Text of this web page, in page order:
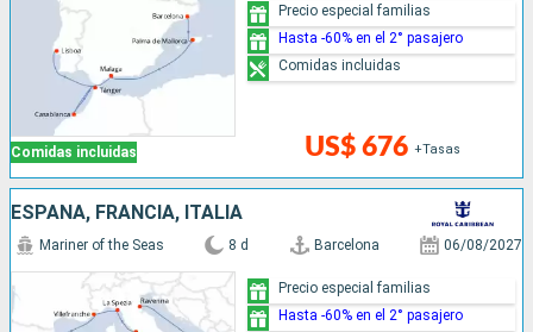
Comidas incluidas US$ 676 +Tasas
Precio especial familias
Hasta -60% en el 2° pasajero
Comidas incluidas
ESPAÑA, FRANCIA, ITALIA
Mariner of the Seas 8 d Barcelona 06/08/2027
Precio especial familias
Hasta -60% en el 2° pasajero